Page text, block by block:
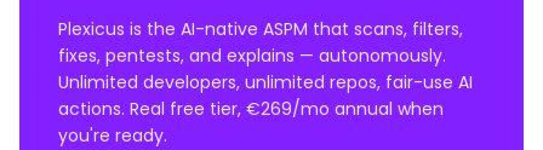
Plexicus is the AI-native ASPM that scans, filters,
fixes, pentests, and explains — autonomously.
Unlimited developers, unlimited repos, fair-use AI
actions. Real free tier, €269/mo annual when
you're ready.